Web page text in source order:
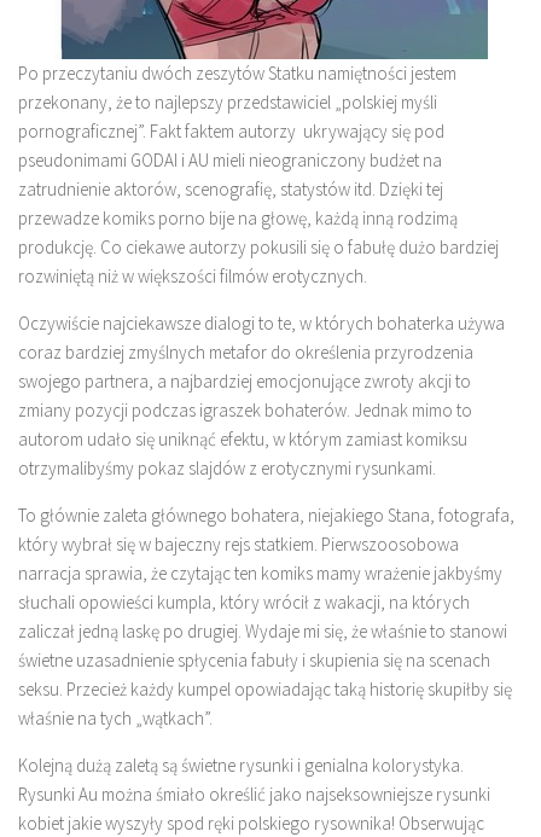
Po przeczytaniu dwóch zeszytów Statku namiętności jestem
przekonany, że to najlepszy przedstawiciel „polskiej myśli
pornograficznej”. Fakt faktem autorzy ukrywający się pod
pseudonimami GODAI i AU mieli nieograniczony budżet na
zatrudnienie aktorów, scenografię, statystów itd. Dzięki tej
przewadze komiks porno bije na głowę, każdą inną rodzimą
produkcję. Co ciekawe autorzy pokusili się o fabułę dużo bardziej
rozwiniętą niż w większości filmów erotycznych.
Oczywiście najciekawsze dialogi to te, w których bohaterka używa
coraz bardziej zmyślnych metafor do określenia przyrodzenia
swojego partnera, a najbardziej emocjonujące zwroty akcji to
zmiany pozycji podczas igraszek bohaterów. Jednak mimo to
autorom udało się uniknąć efektu, w którym zamiast komiksu
otrzymalibyśmy pokaz slajdów z erotycznymi rysunkami.
To głównie zaleta głównego bohatera, niejakiego Stana, fotografa,
który wybrał się w bajeczny rejs statkiem. Pierwszoosobowa
narracja sprawia, że czytając ten komiks mamy wrażenie jakbyśmy
słuchali opowieści kumpla, który wrócił z wakacji, na których
zaliczał jedną laskę po drugiej. Wydaje mi się, że właśnie to stanowi
świetne uzasadnienie spłycenia fabuły i skupienia się na scenach
seksu. Przecież każdy kumpel opowiadając taką historię skupiłby się
właśnie na tych „wątkach”.
Kolejną dużą zaletą są świetne rysunki i genialna kolorystyka.
Rysunki Au można śmiało określić jako najseksowniejsze rysunki
kobiet jakie wyszyły spod ręki polskiego rysownika! Obserwując